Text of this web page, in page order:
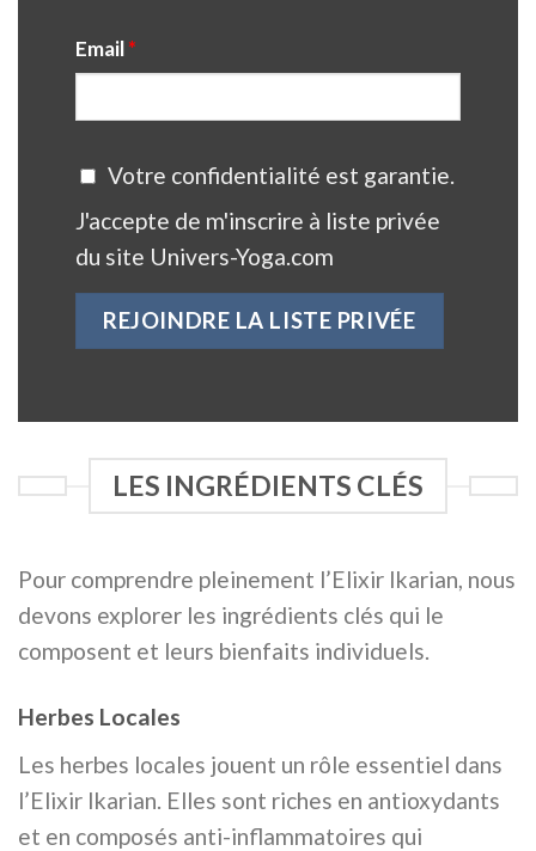
Email*
Votre confidentialité est garantie.
J'accepte de m'inscrire à liste privée
du site Univers-Yoga.com
LES INGRÉDIENTS CLÉS
Pour comprendre pleinement l’Elixir Ikarian, nous
devons explorer les ingrédients clés qui le
composent et leurs bienfaits individuels.
Herbes Locales
Les herbes locales jouent un rôle essentiel dans
l’Elixir Ikarian. Elles sont riches en antioxydants
et en composés anti-inflammatoires qui